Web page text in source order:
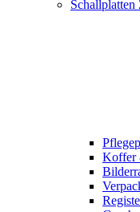
Schallplatten
Koffer